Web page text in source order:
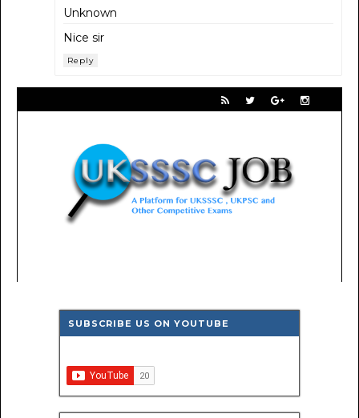
Unknown
Nice sir
Reply
SUBSCRIBE US ON YOUTUBE